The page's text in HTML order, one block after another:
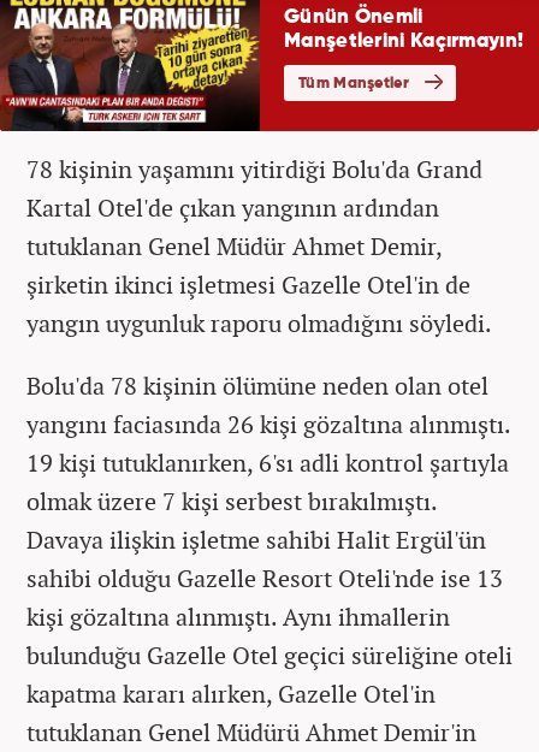
78 kişinin yaşamını yitirdiği Bolu'da Grand
Kartal Otel'de çıkan yangının ardından
tutuklanan Genel Müdür Ahmet Demir,
şirketin ikinci işletmesi Gazelle Otel'in de
yangın uygunluk raporu olmadığını söyledi.
Bolu'da 78 kişinin ölümüne neden olan otel
yangını faciasında 26 kişi gözaltına alınmıştı.
19 kişi tutuklanırken, 6'sı adli kontrol şartıyla
olmak üzere 7 kişi serbest bırakılmıştı.
Davaya ilişkin işletme sahibi Halit Ergül'ün
sahibi olduğu Gazelle Resort Oteli'nde ise 13
kişi gözaltına alınmıştı. Aynı ihmallerin
bulunduğu Gazelle Otel geçici süreliğine oteli
kapatma kararı alırken, Gazelle Otel'in
tutuklanan Genel Müdürü Ahmet Demir'in